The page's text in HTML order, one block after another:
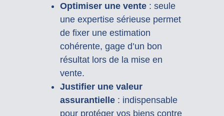
Optimiser une vente: seule
une expertise sérieuse permet
de fixer une estimation
cohérente, gage d’un bon
résultat lors de la mise en
vente.
Justifier une valeur
assurantielle: indispensable
pour protéger vos biens contre